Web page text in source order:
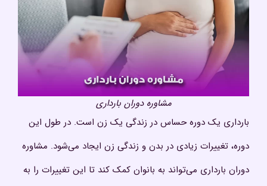
مشاوره دوران بارداری
بارداری یک دوره حساس در زندگی یک زن است. در طول این
دوره، تغییرات زیادی در بدن و زندگی زن ایجاد می‌شود. مشاوره
دوران بارداری می‌تواند به بانوان کمک کند تا این تغییرات را به